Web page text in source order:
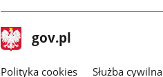
stopka
gov.pl Strona
gov.pl
gov.pl
Polityka cookies Służba cywilna